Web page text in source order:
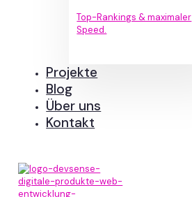
Top-Rankings & maximaler
Speed.
Projekte
Blog
Über uns
Kontakt